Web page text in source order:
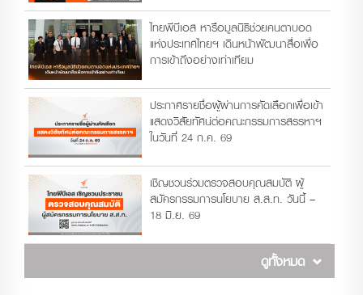
ไทยพีบีเอส หารือมูลนิธิช่วยคนตาบอด
แห่งประเทศไทยฯ เดินหน้าพัฒนาสื่อเพื่อ
การเข้าถึงอย่างเท่าเทียม
ประกาศรายชื่อผู้ผ่านการคัดเลือกเพื่อเข้า
แสดงวิสัยทัศน์ต่อคณะกรรมการสรรหาฯ
ในวันที่ 24 ก.ค. 69
เชิญชวนร่วมตรวจสอบคุณสมบัติ ผู้
สมัครกรรมการนโยบาย ส.ส.ท. วันนี้ –
18 มิ.ย. 69
ดูทั้งหมด